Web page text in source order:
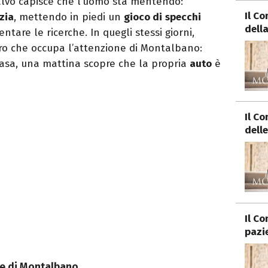
, mettendo in piedi un gioco di specchi
le ricerche. In quegli stessi giorni,
che occupa l’attenzione di Montalbano:
una mattina scopre che la propria auto è
Il
Il
Il